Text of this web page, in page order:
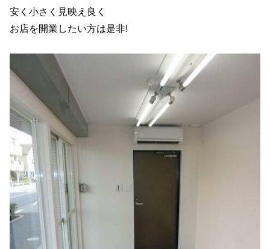
安く小さく見映え良く
お店を開業したい方は是非!